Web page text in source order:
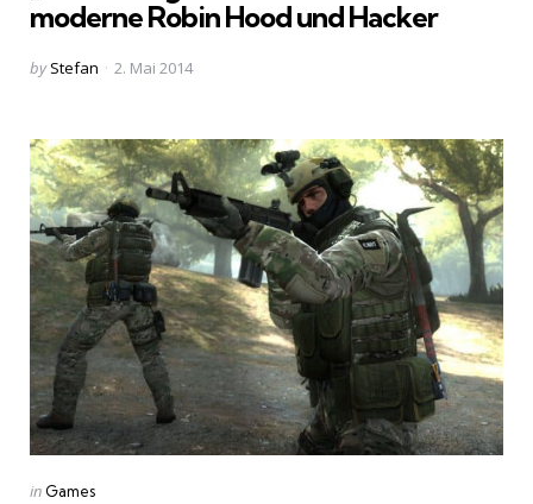
moderne Robin Hood und Hacker
Posted
by Stefan 2. Mai 2014
Categories
Posted
in Games